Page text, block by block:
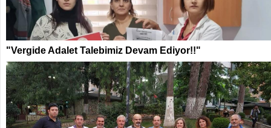
"Vergide Adalet Talebimiz Devam Ediyor!!"